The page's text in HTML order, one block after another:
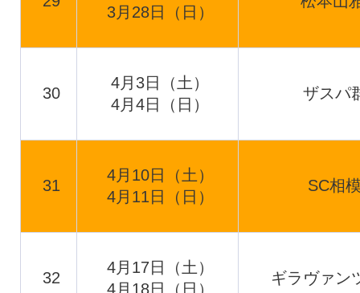
3月28日（日）
30
4月3日（土）
4月4日（日）
ザスパ
31
4月10日（土）
4月11日（日）
SC相
32
4月17日（土）
4月18日（日）
ギラヴァン